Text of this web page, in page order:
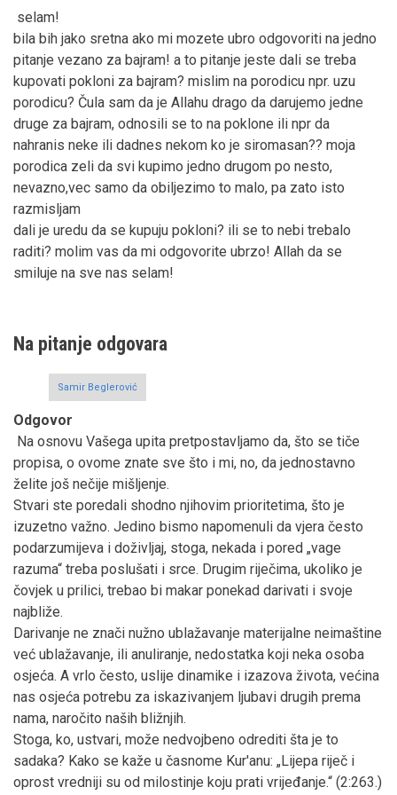
selam!
bila bih jako sretna ako mi mozete ubro odgovoriti na jedno
pitanje vezano za bajram! a to pitanje jeste dali se treba
kupovati pokloni za bajram? mislim na porodicu npr. uzu
porodicu? Čula sam da je Allahu drago da darujemo jedne
druge za bajram, odnosili se to na poklone ili npr da
nahranis neke ili dadnes nekom ko je siromasan?? moja
porodica zeli da svi kupimo jedno drugom po nesto,
nevazno,vec samo da obiljezimo to malo, pa zato isto
razmisljam
dali je uredu da se kupuju pokloni? ili se to nebi trebalo
raditi? molim vas da mi odgovorite ubrzo! Allah da se
smiluje na sve nas selam!
Na pitanje odgovara
Samir Beglerović
Odgovor
Na osnovu Vašega upita pretpostavljamo da, što se tiče
propisa, o ovome znate sve što i mi, no, da jednostavno
želite još nečije mišljenje.
Stvari ste poredali shodno njihovim prioritetima, što je
izuzetno važno. Jedino bismo napomenuli da vjera često
podarzumijeva i doživljaj, stoga, nekada i pored „vage
razuma“ treba poslušati i srce. Drugim riječima, ukoliko je
čovjek u prilici, trebao bi makar ponekad darivati i svoje
najbliže.
Darivanje ne znači nužno ublažavanje materijalne neimaštine
već ublažavanje, ili anuliranje, nedostatka koji neka osoba
osjeća. A vrlo često, uslije dinamike i izazova života, većina
nas osjeća potrebu za iskazivanjem ljubavi drugih prema
nama, naročito naših bližnjih.
Stoga, ko, ustvari, može nedvojbeno odrediti šta je to
sadaka? Kako se kaže u časnome Kur'anu: „Lijepa riječ i
oprost vredniji su od milostinje koju prati vrijeđanje.“ (2:263.)